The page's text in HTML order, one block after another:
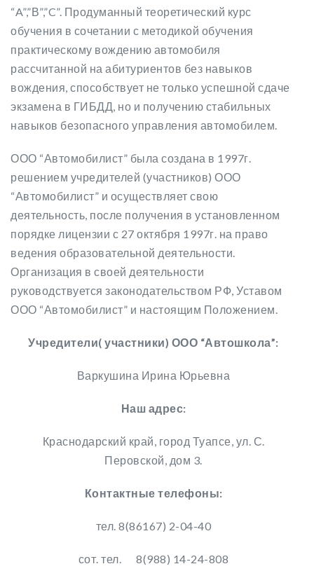
“A”,”В”,”C”. Продуманный теоретический курс
обучения в сочетании с методикой обучения
практическому вождению автомобиля
рассчитанной на абитуриентов без навыков
вождения, способствует не только успешной сдаче
экзамена в ГИБДД, но и получению стабильных
навыков безопасного управления автомобилем.
ООО “Автомобилист” была создана в 1997г.
решением учредителей (участников) ООО
“Автомобилист” и осуществляет свою
деятельность, после получения в установленном
порядке лицензии с 27 октября 1997г. на право
ведения образовательной деятельности.
Организация в своей деятельности
руководствуется законодательством РФ, Уставом
ООО “Автомобилист” и настоящим Положением.
Учредители( участники) ООО “Автошкола”:
Варкушина Ирина Юрьевна
Наш адрес:
Краснодарский край, город Туапсе, ул. С.
Перовской, дом 3.
Контактные телефоны:
тел. 8(86167) 2-04-40
сот. тел. 8(988) 14-24-808